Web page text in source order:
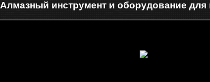
Алмазный инструмент и оборудование для